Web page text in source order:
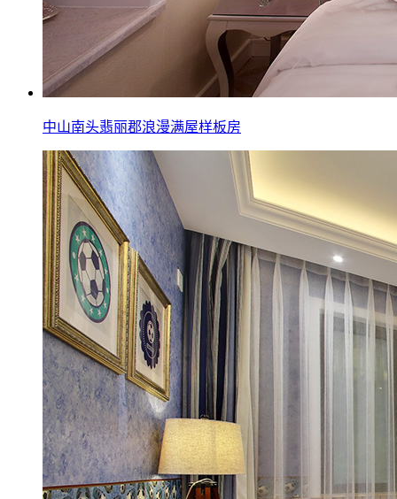
中山南头翡丽郡浪漫满屋样板房